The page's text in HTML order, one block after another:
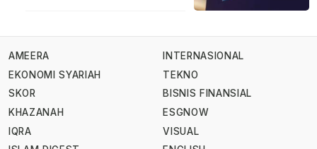
AMEERA
EKONOMI SYARIAH
SKOR
KHAZANAH
IQRA
INTERNASIONAL
TEKNO
BISNIS FINANSIAL
ESGNOW
VISUAL